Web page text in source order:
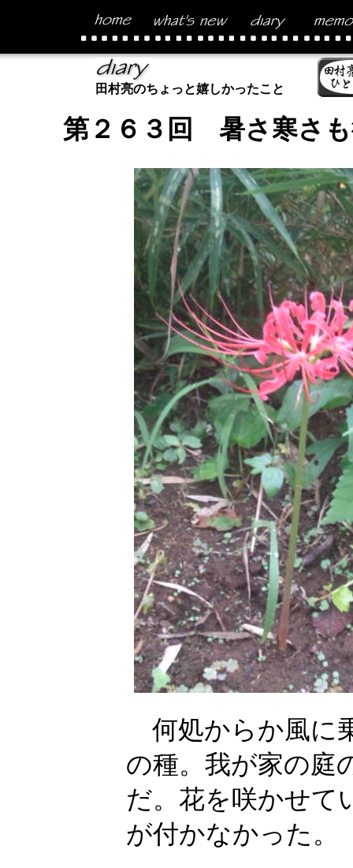
田村亮のちょっと嬉しかったこと
第２６３回 暑さ寒さ
何処からか風に
の種。我が家の庭
だ。花を咲かせて
が付かなかった。